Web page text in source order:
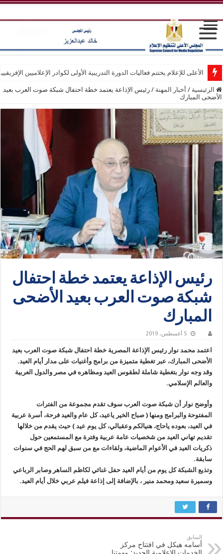
الأعلى للإعلام يختتم فعاليات الدورة التدريبية الأولى لكوادر الإعلاميين
الرئيسية / أخبار المهنة / رئيس الإذاعة يعتمد خطة احتفال شبكة صوت العرب بعيد
الأضحى المبارك
رئيس الإذاعة يعتمد خطة احتفال
شبكة صوت العرب بعيد الأضحى
المبارك
5 أغسطس، 2019
اعتمد محمد نوار رئيس الإذاعة المصرية خطة احتفال شبكة صوت العرب بعيد
الأضحى المبارك، عبر تغطية متميزة من برامج وأغنيات على مدار أيام العيد.
وقد وجه نوار بتغطية شاملة لطقوس العيد ومظاهره في مصر والدول العربية
والعالم الإسلامي.
وأوضح نوار أن شبكة صوت العرب سوف تقدم مجموعة من الفترات
المفتوحة والبرامج ومنها ( صباح الخير ياعيد، كل عام والعيد فرحة، أسرة عربية
في العيد، بعوده ياحاج، هنيالكم وعقبالي، كل يوم عيد ) حيث يقدم من خلالها
تقديم تهاني العيد من شخصيات عامة عربية وفترة مع المستمعين حول
ذكريات العيد في الأعوام الماضية، ولقاءات مع من سبق لهم الحج في سنوات
سابقة.
وتذيع الشبكة كل يوم من أيام العيد حفل غنائي لكاظم الساهر وصابر الرباعي
وسميرة سعيد ومحمد منير ، بالإضافة إلى إذاعة فيلم عربي خلال أيام العيد.
السابق
أسامه هيكل في افتتاح مركز
الخدمات الإعلامية الجديد: مهمتنا